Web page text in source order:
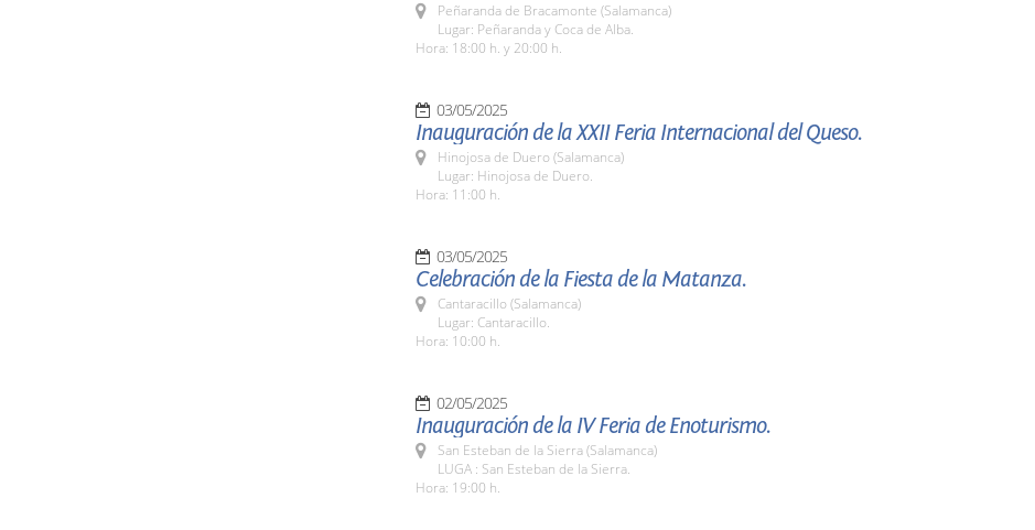
Peñaranda de Bracamonte (Salamanca)
Lugar: Peñaranda y Coca de Alba.
Hora: 18:00 h. y 20:00 h.
03/05/2025
Inauguración de la XXII Feria Internacional del Queso.
Hinojosa de Duero (Salamanca)
Lugar: Hinojosa de Duero.
Hora: 11:00 h.
03/05/2025
Celebración de la Fiesta de la Matanza.
Cantaracillo (Salamanca)
Lugar: Cantaracillo.
Hora: 10:00 h.
02/05/2025
Inauguración de la IV Feria de Enoturismo.
San Esteban de la Sierra (Salamanca)
LUGA : San Esteban de la Sierra.
Hora: 19:00 h.